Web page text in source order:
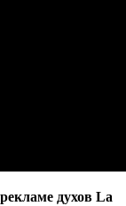
духов La